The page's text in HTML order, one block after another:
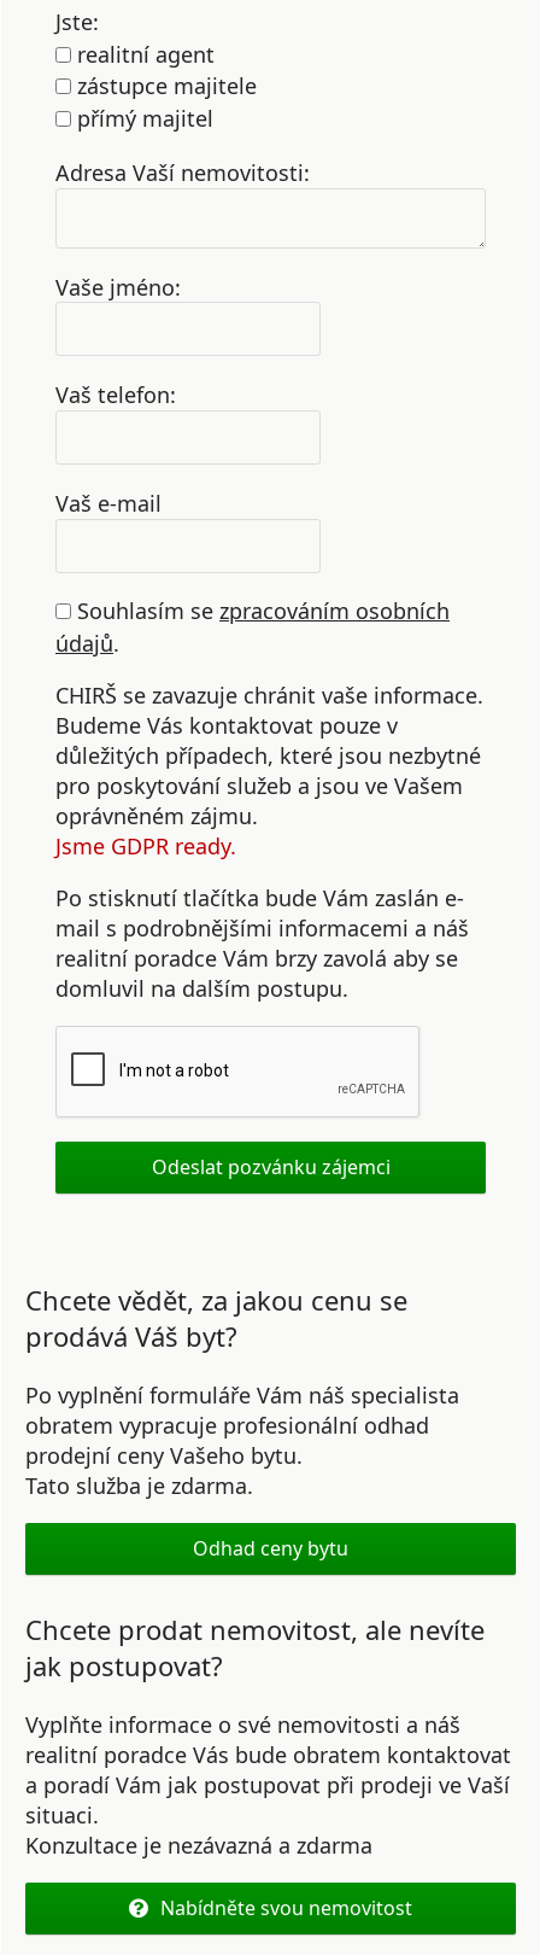
Jste:
realitní agent
zástupce majitele
přímý majitel
Adresa Vaší nemovitosti:
Vaše jméno:
Vaš telefon:
Vaš e-mail
Souhlasím se zpracováním osobních
údajů.
CHIRŠ se zavazuje chránit vaše informace.
Budeme Vás kontaktovat pouze v
důležitých případech, které jsou nezbytné
pro poskytování služeb a jsou ve Vašem
oprávněném zájmu.
Jsme GDPR ready.
Po stisknutí tlačítka bude Vám zaslán e-
mail s podrobnějšími informacemi a náš
realitní poradce Vám brzy zavolá aby se
domluvil na dalším postupu.
Chcete vědět, za jakou cenu se
prodává Váš byt?
Po vyplnění formuláře Vám náš specialista
obratem vypracuje profesionální odhad
prodejní ceny Vašeho bytu.
Tato služba je zdarma.
Odhad ceny bytu
Chcete prodat nemovitost, ale nevíte
jak postupovat?
Vyplňte informace o své nemovitosti a náš
realitní poradce Vás bude obratem kontaktovat
a poradí Vám jak postupovat při prodeji ve Vaší
situaci.
Konzultace je nezávazná a zdarma
Nabídněte svou nemovitost